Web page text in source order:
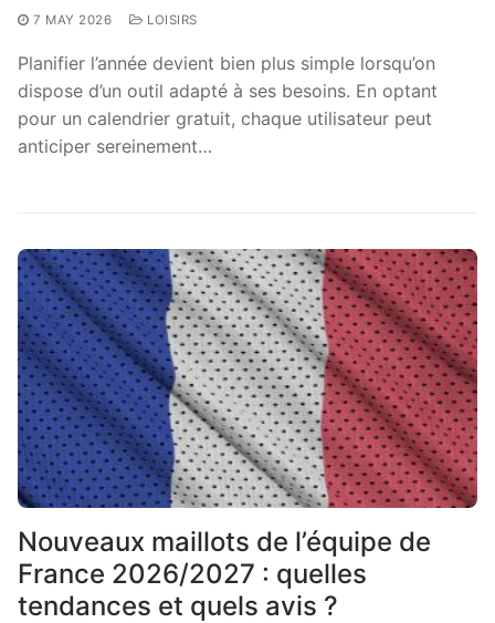
7 MAY 2026 LOISIRS
Planifier l’année devient bien plus simple lorsqu’on
dispose d’un outil adapté à ses besoins. En optant
pour un calendrier gratuit, chaque utilisateur peut
anticiper sereinement…
Nouveaux maillots de l’équipe de
France 2026/2027 : quelles
tendances et quels avis ?